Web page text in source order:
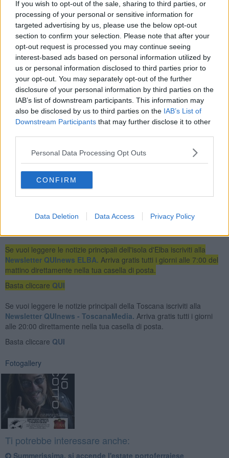
If you wish to opt-out of the sale, sharing to third parties, or
processing of your personal or sensitive information for
targeted advertising by us, please use the below opt-out
section to confirm your selection. Please note that after your
opt-out request is processed you may continue seeing
interest-based ads based on personal information utilized by
us or personal information disclosed to third parties prior to
your opt-out. You may separately opt-out of the further
disclosure of your personal information by third parties on the
IAB’s list of downstream participants. This information may
also be disclosed by us to third parties on the IAB’s List of
Downstream Participants that may further disclose it to other
Personal Data Processing Opt Outs
CONFIRM
Data Deletion Data Access Privacy Policy
Un'occasione unica per ripercorrere i grandi successi di una
carriera vissuta senza compromessi, oltre che il racconto.
L'evento, a ingresso libero e gratuito, si terrà nel Parcheggio
Pubblico di Via Manganaro 10, nello spazio compreso tra La Tana
del Falco e il Panificio Miliani. Il live inizierà alle 19 per concludersi
alle 21, offrendo un perfetto aperitivo rock a cittadini e turisti.
Il concerto è interamente sostenuto da un solido gruppo di attività
commerciali, artigiani e professionisti dell'isola che credono nel
valore della musica dal vivo per la valorizzazione e l'animazione di
Portoferraio.
Per ulteriori informazioni sull'evento o per scoprire come
supportare e promuovere le future iniziative musicali sul territorio, è
possibile contattare l'organizzazione all'indirizzo email:
elbaovunque@gmail.com.
Se vuoi leggere le notizie principali dell'isola d'Elba iscriviti alla
Newsletter QUInews ELBA. Arriva gratis tutti i giorni alle 7:00 del
mattino direttamente nella tua casella di posta.
Basta cliccare QUI
Se vuoi leggere le notizie principali della Toscana iscriviti alla
Newsletter QUInews - ToscanaMedia. Arriva gratis tutti i giorni
alle 20:00 direttamente nella tua casella di posta.
Basta cliccare QUI
Fotogallery
Ti potrebbe interessare anche:
Summerissima, si accende l'estate portoferraiese